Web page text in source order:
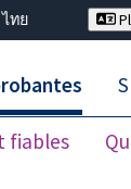
ไทย
fiables